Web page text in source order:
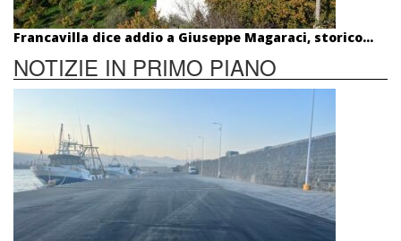
Francavilla dice addio a Giuseppe Magaraci, storico...
NOTIZIE IN PRIMO PIANO